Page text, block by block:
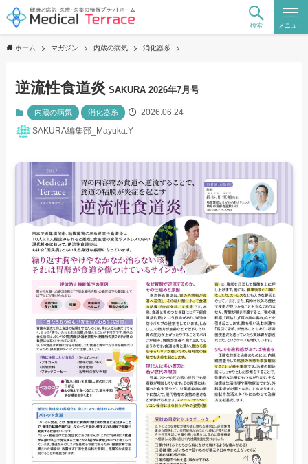
検索 メニュー
ホーム マガジン 内蔵の病気 消化器系
逆流性食道炎 SAKURA 2026年7月号
内蔵の病気 消化器系
2026.06.24
SAKURA編集部_Mayuka.Y